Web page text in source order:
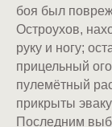
боя был
Остроухов,
руку и ногу;
прицельный
пулемётный
прикрыты
Последним